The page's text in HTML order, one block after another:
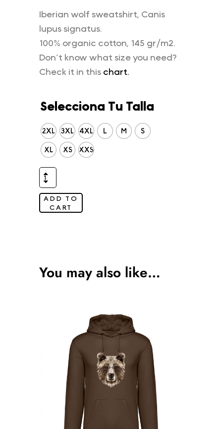
Iberian wolf sweatshirt, Canis
lupus signatus.
100% organic cotton, 145 gr/m2.
Don’t know what size you need?
Check it in this chart.
Selecciona Tu Talla
2XL 3XL 4XL L M
S
XL
XS XXS
ADD TO
CART
You may also like…